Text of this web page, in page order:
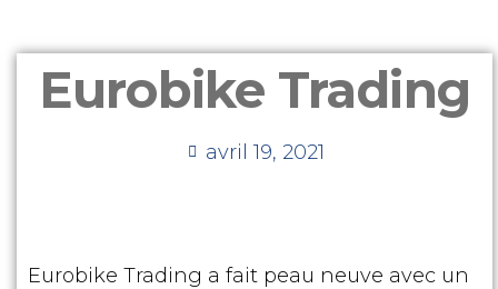
Eurobike Trading
avril 19, 2021
Eurobike Trading a fait peau neuve avec un